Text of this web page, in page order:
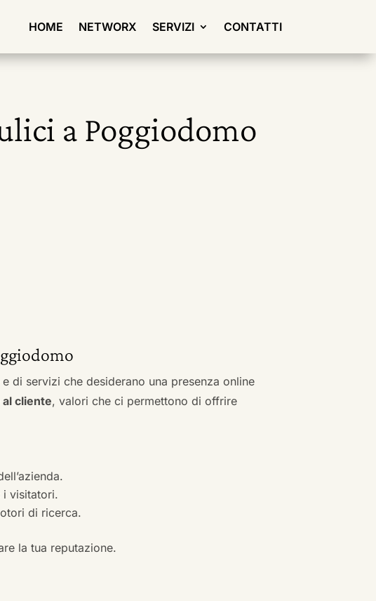
HOME NETWORX SERVIZI CONTATTI
a Poggiodomo
di servizi che desiderano una presenza online
cliente, valori che ci permettono di offrire
i visitatori.
di ricerca.
la tua reputazione.